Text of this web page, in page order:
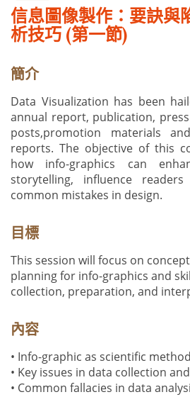
信息圖像製作：要訣與
析技巧 (第一節)
簡介
Data Visualization has been
annual report, publication,
posts,promotion materials
reports. The objective of this
how info-graphics can
storytelling, influence
common mistakes in design.
目標
This session will focus on
planning for info-graphics and
collection, preparation, and
內容
• Info-graphic as scientific method
• Key issues in data collection
• Common fallacies in data